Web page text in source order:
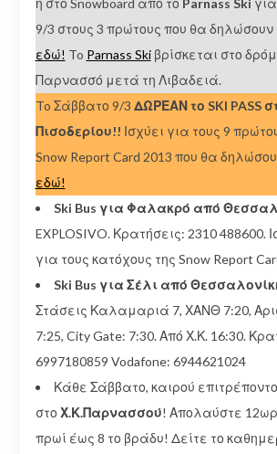
ή στο Snowboard από το Parnass Ski
9/3 στους 3 πρώτους που θα
εδώ! To Parnass Skiβρίσκεται στο
Παρνασσό μετά τη Λιβαδειά.
To Σάββατο 9/3 ΔΩΡΕΑΝ το SKI PASS
Πισοδερίου!! Ισχύει για τους 9
Snow Report Card 2013 που θα
εδώ!
Ski Bus για Φαλακρό από
EXPLOSIVO. Κρατήσεις: 2310 488600.
για τους κατόχους της Snow Report
Ski Bus για Σέλι από
Στάσεις Καλαμαριά 7, ΧΑΝΘ 7:20,
7:25, City Gate: 7:30. Από Χ.Κ. 16:30.
6997180859 Vodafone: 6944621024
Κάθε Σάββατο, καιρού
στο Χ.Κ.Παρνασσού! Απολαύστε
πρωί έως 8 το βράδυ! Δείτε το